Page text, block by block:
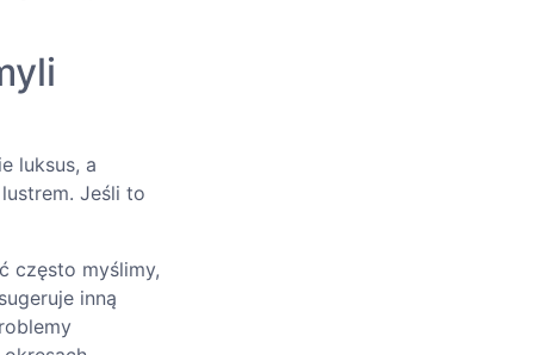
luksus, a
Jeśli to
często myślimy,
inną